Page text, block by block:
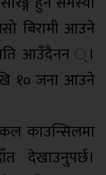
बिरामी आउने
आउँदैनन ्।
१० जना आउने
काउन्सिलमा
देखाउनुपर्छ।